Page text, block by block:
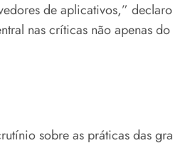
de aplicativos,”
nas críticas não apenas
sobre as práticas das